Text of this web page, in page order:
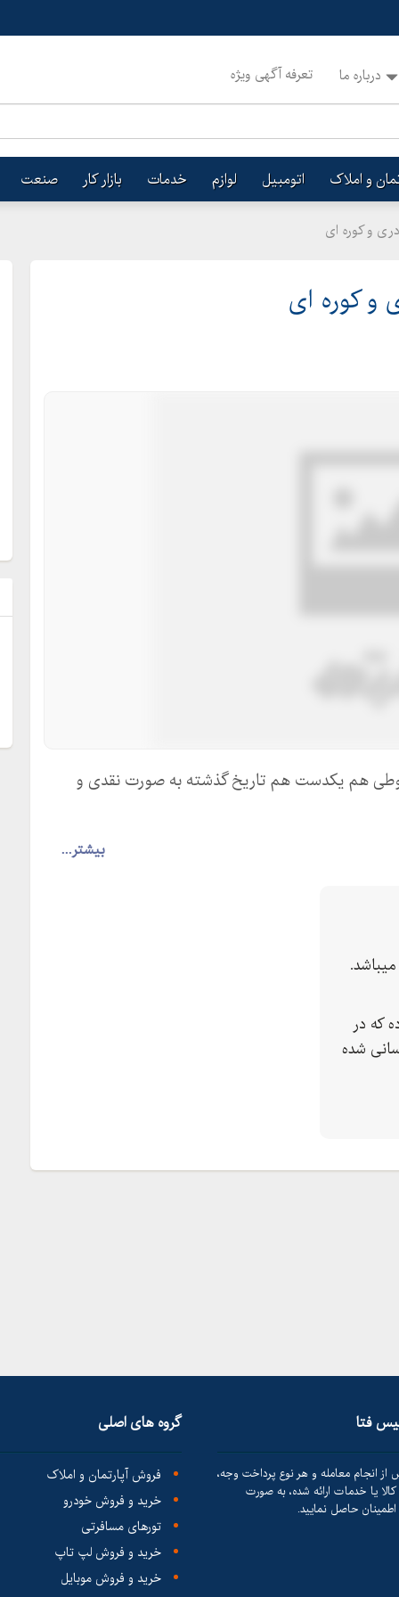
درباره ما تعرفه آگهی ویژه
و املاک اتومبیل لوازم خدمات بازار کار صنعت
و کوره ای
و کوره ای
بیشتر...
هم یکدست هم تاریخ گذشته به صورت نقدی و
که در
شده
فتا
از انجام معامله و هر نوع پرداخت وجه،
یا خدمات ارائه شده، به صورت
حاصل نمایید.
گروه های اصلی
فروش آپارتمان و املاک
خرید و فروش خودرو
تورهای مسافرتی
خرید و فروش لپ تاپ
خرید و فروش موبایل